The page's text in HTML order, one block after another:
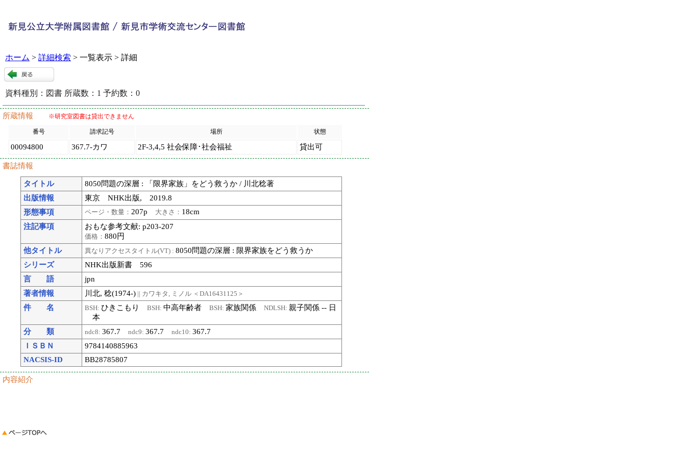
ホーム > 詳細検索 > 一覧表示 > 詳細
資料種別： 図書 所蔵数： 1 予約数： 0
所蔵情報 ※研究室図書は貸出できません
番号 請求記号 場所 状態
00094800 367.7-カワ 2F-3,4,5 社会保障･社会福祉 貸出可
書誌情報
タイトル
8050問題の深層 : 「限界家族」をどう救うか / 川北稔著
出版情報
東京 NHK出版, 2019.8
形態事項
ページ・数量： 207p 大きさ： 18cm
注記事項
おもな参考文献: p203-207
価格：880円
他タイトル
異なりアクセスタイトル(VT) :8050問題の深層 : 限界家族をどう救うか
シリーズ
NHK出版新書 596
言 語
jpn
著者情報
川北, 稔(1974-) || カワキタ, ミノル ＜DA16431125＞
件 名 BSH:ひきこもりBSH:中高年齢者BSH:家族関係NDLSH: 親子関係 -- 日
本
分 類
ndc8:367.7ndc9:367.7ndc10:367.7
ＩＳＢＮ
9784140885963
NACSIS-ID
BB28785807
内容紹介